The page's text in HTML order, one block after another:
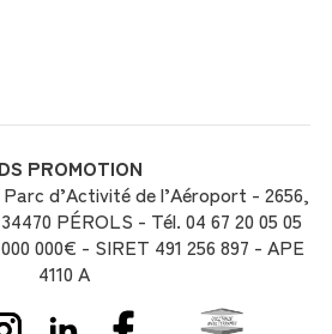
PROMOTION
d’Activité de l’Aéroport - 2656,
PÉROLS - Tél. 04 67 20 05 05
000€ - SIRET 491 256 897 - APE
4110 A